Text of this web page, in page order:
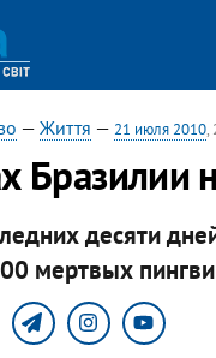
— Життя — 21 июля 2010,
Бразилии
десяти
мертвых